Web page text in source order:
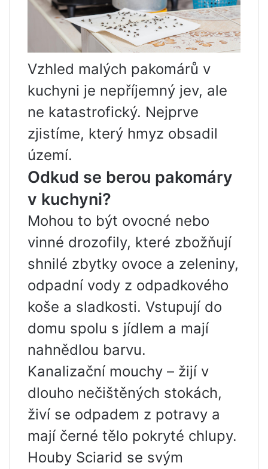
Vzhled malých pakomárů v
kuchyni je nepříjemný jev, ale
ne katastrofický. Nejprve
zjistíme, který hmyz obsadil
území.
Odkud se berou pakomáry
v kuchyni?
Mohou to být ovocné nebo
vinné drozofily, které zbožňují
shnilé zbytky ovoce a zeleniny,
odpadní vody z odpadkového
koše a sladkosti. Vstupují do
domu spolu s jídlem a mají
nahnědlou barvu.
Kanalizační mouchy – žijí v
dlouho nečištěných stokách,
živí se odpadem z potravy a
mají černé tělo pokryté chlupy.
Houby Sciarid se svým